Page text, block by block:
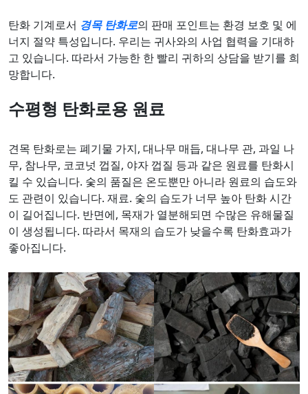
탄화 기계로서 경목 탄화로의 판매 포인트는 환경 보호 및 에
너지 절약 특성입니다. 우리는 귀사와의 사업 협력을 기대하
고 있습니다. 따라서 가능한 한 빨리 귀하의 상담을 받기를 희
망합니다.
수평형 탄화로용 원료
견목 탄화로는 폐기물 가지, 대나무 매듭, 대나무 관, 과일 나
무, 참나무, 코코넛 껍질, 야자 껍질 등과 같은 원료를 탄화시
킬 수 있습니다. 숯의 품질은 온도뿐만 아니라 원료의 습도와
도 관련이 있습니다. 재료. 숯의 습도가 너무 높아 탄화 시간
이 길어집니다. 반면에, 목재가 열분해되면 수많은 유해물질
이 생성됩니다. 따라서 목재의 습도가 낮을수록 탄화효과가
좋아집니다.